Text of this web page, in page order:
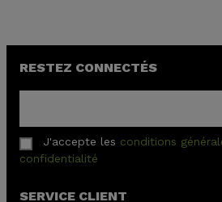
RESTEZ CONNECTÉS
J'accepte les conditions
confidentialité
SERVICE CLIENT